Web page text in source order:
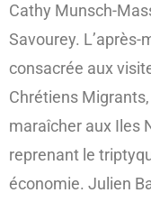
Cathy Munsch-
Savourey.
consacrée aux
Chrétiens
maraîcher aux Iles
reprenant le
économie. Julien